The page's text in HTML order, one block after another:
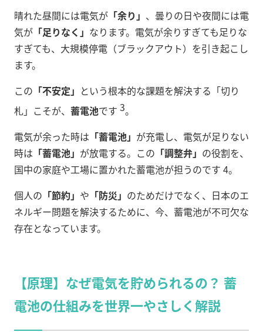
晴れた昼間には電気が 「余り」 、曇りの日や夜間には電
気が 「足りなく」 なります。電気が余りすぎても足りな
すぎても、大規模停電（ブラックアウト）を引き起こし
ます。
この 「不安定」 という根本的な課題を解決する「切り
札」こそが、 蓄電池です 3。
電気が余った時は 「蓄電池」 が充電し、電気が足りない
時は 「蓄電池」 が放電する。この 「調整弁」 の役割を、
国中の家庭や工場に置かれた蓄電池が担うのです 4。
個人の 「節約」 や 「防災」 のためだけでなく、日本のエ
ネルギー問題を解決するために、今、蓄電池が不可欠な
存在となっています。
【原理】なぜ電気を貯められるの？ 蓄
電池の仕組みを世界一やさしく解説